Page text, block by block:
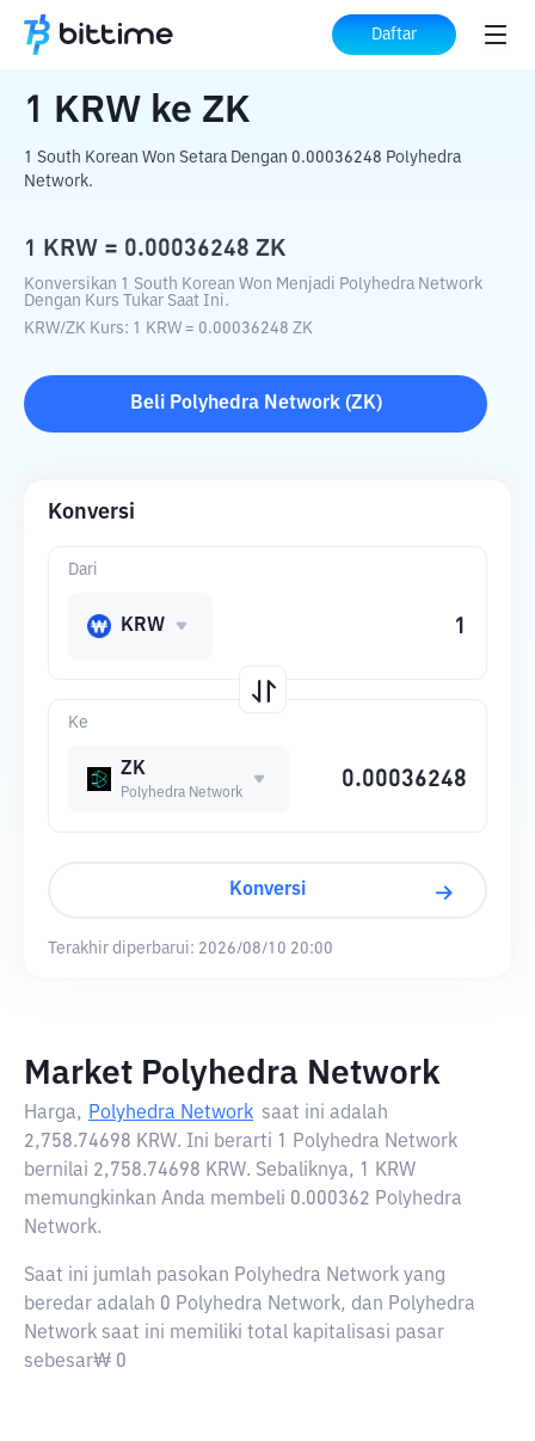
Daftar
Beranda Konverter Kripto ke ZK
1 KRW ke ZK
1 South Korean Won Setara Dengan 0.00036248 Polyhedra
Network.
1 KRW = 0.00036248 ZK
Konversikan 1 South Korean Won Menjadi Polyhedra Network
Dengan Kurs Tukar Saat Ini.
KRW/ZK Kurs: 1 KRW = 0.00036248 ZK
Beli Polyhedra Network(ZK)
Konversi
Ke
ZK
Polyhedra Network
Dari
KRW
Konversi
Terakhir diperbarui: 2026/08/10 20:00
Market Polyhedra Network
Harga, Polyhedra Network saat ini adalah
2,758.74698 KRW. Ini berarti 1 Polyhedra Network
bernilai 2,758.74698 KRW. Sebaliknya, 1 KRW
memungkinkan Anda membeli 0.000362 Polyhedra
Network.
Saat ini jumlah pasokan Polyhedra Network yang
beredar adalah 0 Polyhedra Network, dan Polyhedra
Network saat ini memiliki total kapitalisasi pasar
sebesar₩ 0